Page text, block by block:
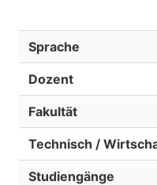
Sprache
Dozent
Fakultät
Technisch /
Studiengänge